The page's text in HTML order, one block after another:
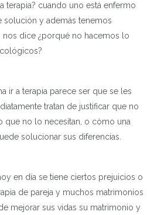
terapia? cuando uno está enfermo
solución y además tenemos
dice ¿porqué no hacemos lo
ir a terapia parece ser que se les
tratan de justificar que no
que no lo necesitan, o cómo una
solucionar sus diferencias.
en día se tiene ciertos prejuicios o
de pareja y muchos matrimonios
mejorar sus vidas su matrimonio y